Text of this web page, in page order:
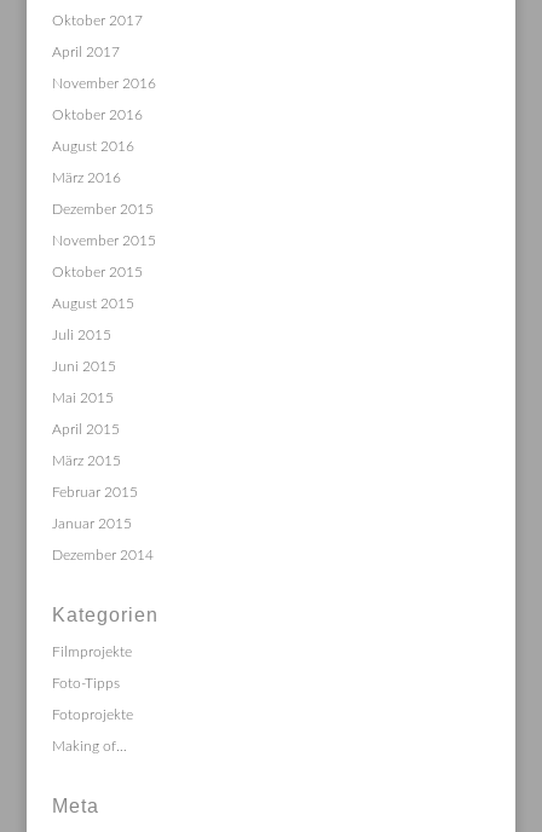
Oktober 2017
April 2017
November 2016
Oktober 2016
August 2016
März 2016
Dezember 2015
November 2015
Oktober 2015
August 2015
Juli 2015
Juni 2015
Mai 2015
April 2015
März 2015
Februar 2015
Januar 2015
Dezember 2014
Kategorien
Filmprojekte
Foto-Tipps
Fotoprojekte
Making of…
Meta